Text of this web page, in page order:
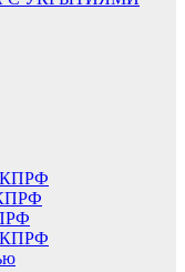
КПРФ
КПРФ